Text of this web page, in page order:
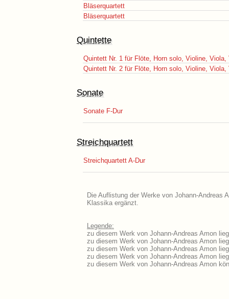
Bläserquartett
Bläserquartett
Quintette
Quintett Nr. 1 für Flöte, Horn solo, Violine,
Quintett Nr. 2 für Flöte, Horn solo, Violine,
Sonate
Sonate F-Dur
Streichquartett
Streichquartett A-Dur
Die Auflistung der Werke von Johann-Andreas
Klassika ergänzt.
Legende:
zu diesem Werk von Johann-Andreas Amon
zu diesem Werk von Johann-Andreas Amon
zu diesem Werk von Johann-Andreas Amon
zu diesem Werk von Johann-Andreas Amon
zu diesem Werk von Johann-Andreas Amon